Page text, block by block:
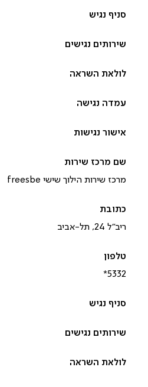
מרכז שירות הילוך שישי freesbe
ריב”ל 24, תל-אביב
*5332‎